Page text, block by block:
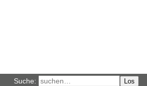
Suche: Los